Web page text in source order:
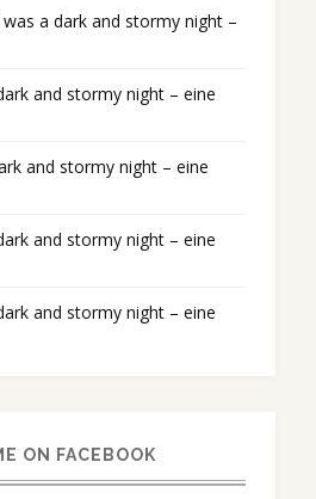
was a dark and stormy night –
and stormy night – eine
and stormy night – eine
and stormy night – eine
and stormy night – eine
ON FACEBOOK